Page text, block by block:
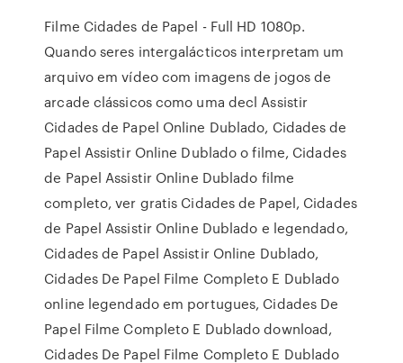
Filme Cidades de Papel - Full HD 1080p.
Quando seres intergalácticos interpretam um
arquivo em vídeo com imagens de jogos de
arcade clássicos como uma decl Assistir
Cidades de Papel Online Dublado, Cidades de
Papel Assistir Online Dublado o filme, Cidades
de Papel Assistir Online Dublado filme
completo, ver gratis Cidades de Papel, Cidades
de Papel Assistir Online Dublado e legendado,
Cidades de Papel Assistir Online Dublado,
Cidades De Papel Filme Completo E Dublado
online legendado em portugues, Cidades De
Papel Filme Completo E Dublado download,
Cidades De Papel Filme Completo E Dublado